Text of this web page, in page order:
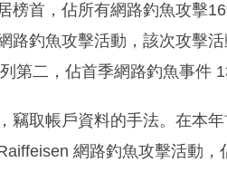
榜首，佔所有網路釣魚攻擊
路釣魚攻擊活動，該次攻擊
第二，佔首季網路釣魚事件
竊取帳戶資料的手法。在本
網路釣魚攻擊活動